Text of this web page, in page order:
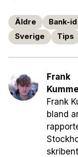
Äldre Bank-id
Sverige
Tips
Frank
Frank
bland